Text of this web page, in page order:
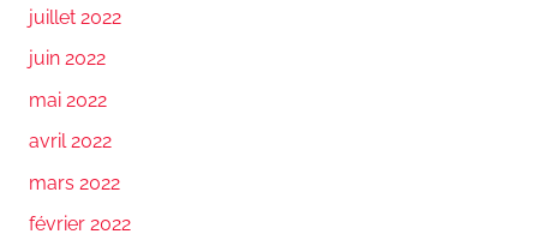
juillet 2022
juin 2022
mai 2022
avril 2022
mars 2022
février 2022